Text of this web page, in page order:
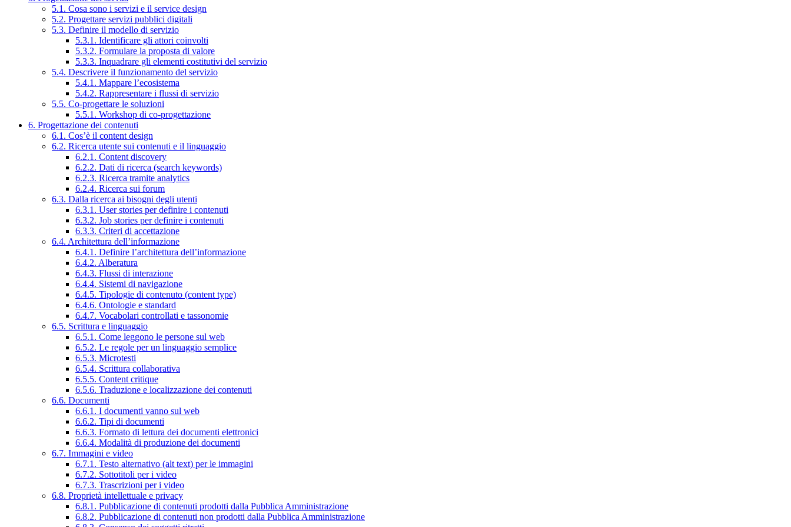
5.1. Cosa sono i servizi e il service design
5.2. Progettare servizi pubblici digitali
5.3. Definire il modello di servizio
5.3.1. Identificare gli attori coinvolti
5.3.2. Formulare la proposta di valore
5.3.3. Inquadrare gli elementi costitutivi del servizio
5.4. Descrivere il funzionamento del servizio
5.4.1. Mappare l’ecosistema
5.4.2. Rappresentare i flussi di servizio
5.5. Co-progettare le soluzioni
5.5.1. Workshop di co-progettazione
6. Progettazione dei contenuti
6.1. Cos’è il content design
6.2. Ricerca utente sui contenuti e il linguaggio
6.2.1. Content discovery
6.2.2. Dati di ricerca (search keywords)
6.2.3. Ricerca tramite analytics
6.2.4. Ricerca sui forum
6.3. Dalla ricerca ai bisogni degli utenti
6.3.1. User stories per definire i contenuti
6.3.2. Job stories per definire i contenuti
6.3.3. Criteri di accettazione
6.4. Architettura dell’informazione
6.4.1. Definire l’architettura dell’informazione
6.4.2. Alberatura
6.4.3. Flussi di interazione
6.4.4. Sistemi di navigazione
6.4.5. Tipologie di contenuto (content type)
6.4.6. Ontologie e standard
6.4.7. Vocabolari controllati e tassonomie
6.5. Scrittura e linguaggio
6.5.1. Come leggono le persone sul web
6.5.2. Le regole per un linguaggio semplice
6.5.3. Microtesti
6.5.4. Scrittura collaborativa
6.5.5. Content critique
6.5.6. Traduzione e localizzazione dei contenuti
6.6. Documenti
6.6.1. I documenti vanno sul web
6.6.2. Tipi di documenti
6.6.3. Formato di lettura dei documenti elettronici
6.6.4. Modalità di produzione dei documenti
6.7. Immagini e video
6.7.1. Testo alternativo (alt text) per le immagini
6.7.2. Sottotitoli per i video
6.7.3. Trascrizioni per i video
6.8. Proprietà intellettuale e privacy
6.8.1. Pubblicazione di contenuti prodotti dalla Pubblica Amministrazione
6.8.2. Pubblicazione di contenuti non prodotti dalla Pubblica Amministrazione